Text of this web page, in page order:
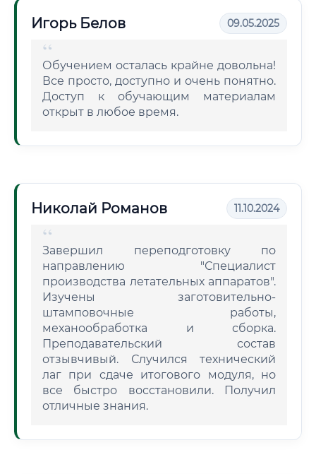
Игорь Белов 09.05.2025
Обучением осталась крайне довольна!
Все просто, доступно и очень понятно.
Доступ к обучающим материалам
открыт в любое время.
Николай Романов 11.10.2024
Завершил переподготовку по
направлению "Специалист
производства летательных аппаратов".
Изучены заготовительно-
штамповочные работы,
механообработка и сборка.
Преподавательский состав
отзывчивый. Случился технический
лаг при сдаче итогового модуля, но
все быстро восстановили. Получил
отличные знания.